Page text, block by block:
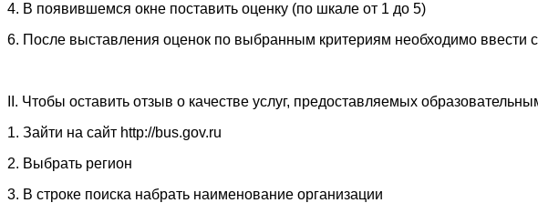
4. В появившемся окне поставить оценку (по шкале от 1 до 5)
6. После выставления оценок по выбранным критериям необходимо ввести
II. Чтобы оставить отзыв о качестве услуг, предоставляемых
1. Зайти на сайт http://bus.gov.ru
2. Выбрать регион
3. В строке поиска набрать наименование организации